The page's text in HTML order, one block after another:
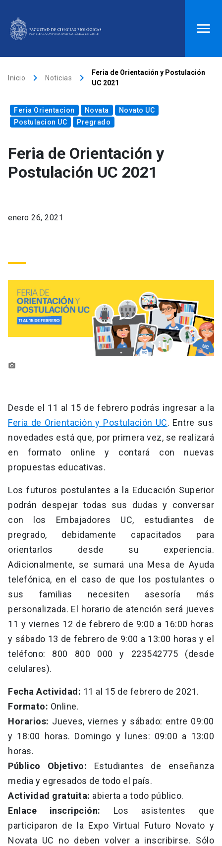
Donaciones
Mi portal UC launch Correo launch
search
Direcciones
Secretaría Académica
Investigación
Institutos y Centros
Redes Internacionales
Postgrado
Centro de Estudiantes
Contacto
Inicio keyboard_arrow_right Noticias keyboard_arrow_right
Feria de Orientación y Postulación
UC 2021
Feria Orientacion Novata
Novato UC
Postulacion UC
Pregrado
Feria de Orientación y
Postulación UC 2021
enero 26, 2021
photo_camera
Desde el 11 al 15 de febrero podrás ingresar a la
Feria de Orientación y Postulación UC. Entre sus
novedades está que, por primera vez, se realizará
en formato online y contará con nuevas
propuestas educativas.
Los futuros postulantes a la Educación Superior
podrán despejar todas sus dudas y conversar
con los Embajadores UC, estudiantes de
pregrado, debidamente capacitados para
orientarlos desde su experiencia.
Adicionalmente, se sumará una Mesa de Ayuda
telefónica, en el caso de que los postulantes o
sus familias necesiten asesoría más
personalizada. El horario de atención será jueves
11 y viernes 12 de febrero de 9:00 a 16:00 horas
y sábado 13 de febrero de 9:00 a 13:00 horas y el
teléfono: 800 800 000 y 223542775 (desde
celulares).
Fecha Actividad: 11 al 15 de febrero de 2021.
Formato: Online.
Horarios: Jueves, viernes y sábado: entre 09:00
y 18:00 horas. Domingo y lunes: 09:00 a 13:00
horas.
Público Objetivo: Estudiantes de enseñanza
media y egresados de todo el país.
Actividad gratuita: abierta a todo público.
Enlace inscripción: Los asistentes que
participaron de la Expo Virtual Futuro Novato y
Novata UC no deben volver a inscribirse. Sólo